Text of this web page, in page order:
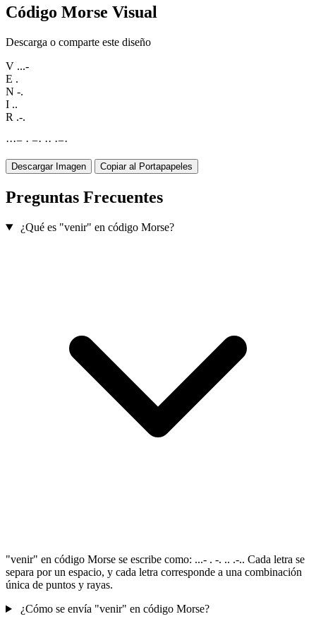
Código Morse Visual
Descarga o comparte este diseño
V ...-
E .
N -.
I ..
R .-.
···− · −· ·· ·−·
Descargar Imagen Copiar al Portapapeles
Preguntas Frecuentes
¿Qué es "venir" en código Morse?
"venir" en código Morse se escribe como: ...- . -. .. .-.. Cada letra se
separa por un espacio, y cada letra corresponde a una combinación
única de puntos y rayas.
¿Cómo se envía "venir" en código Morse?